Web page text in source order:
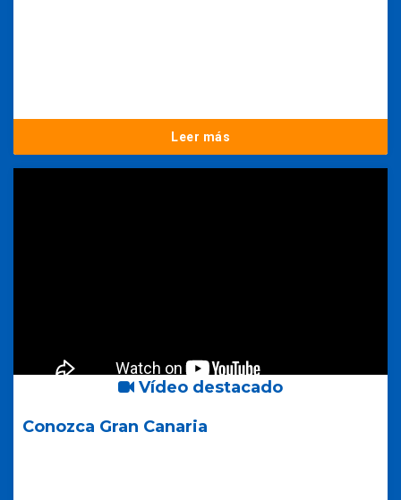
Leer más
Vídeo destacado
Conozca Gran Canaria